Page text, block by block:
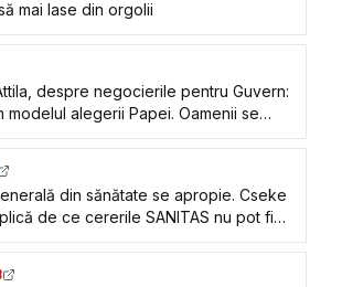
mai lase din orgolii
despre negocierile pentru Guvern:
modelul alegerii Papei. Oamenii se
când găsesc o soluţie”
din sănătate se apropie. Cseke
de ce cererile SANITAS nu pot fi